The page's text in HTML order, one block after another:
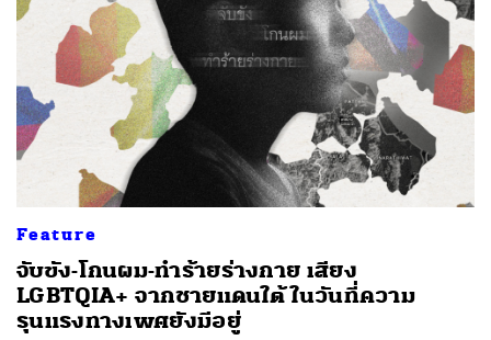
Feature
จับขัง-โกนผม-ทำร้ายร่างกาย เสียง
LGBTQIA+ จากชายแดนใต้ ในวันที่ความ
รุนแรงทางเพศยังมีอยู่